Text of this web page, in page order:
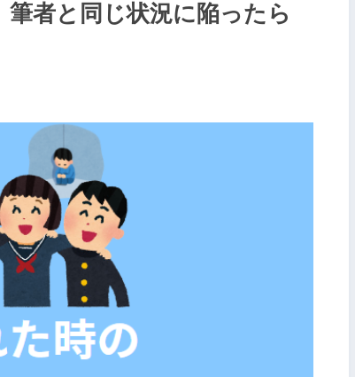
筆者と同じ状況に陥ったら